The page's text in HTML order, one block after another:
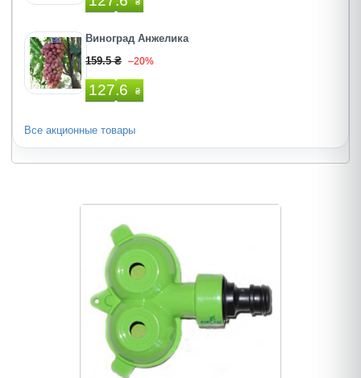
Виноград Анжелика
159.5 ₴ –20%
127.6 ₴
Все акционные товары